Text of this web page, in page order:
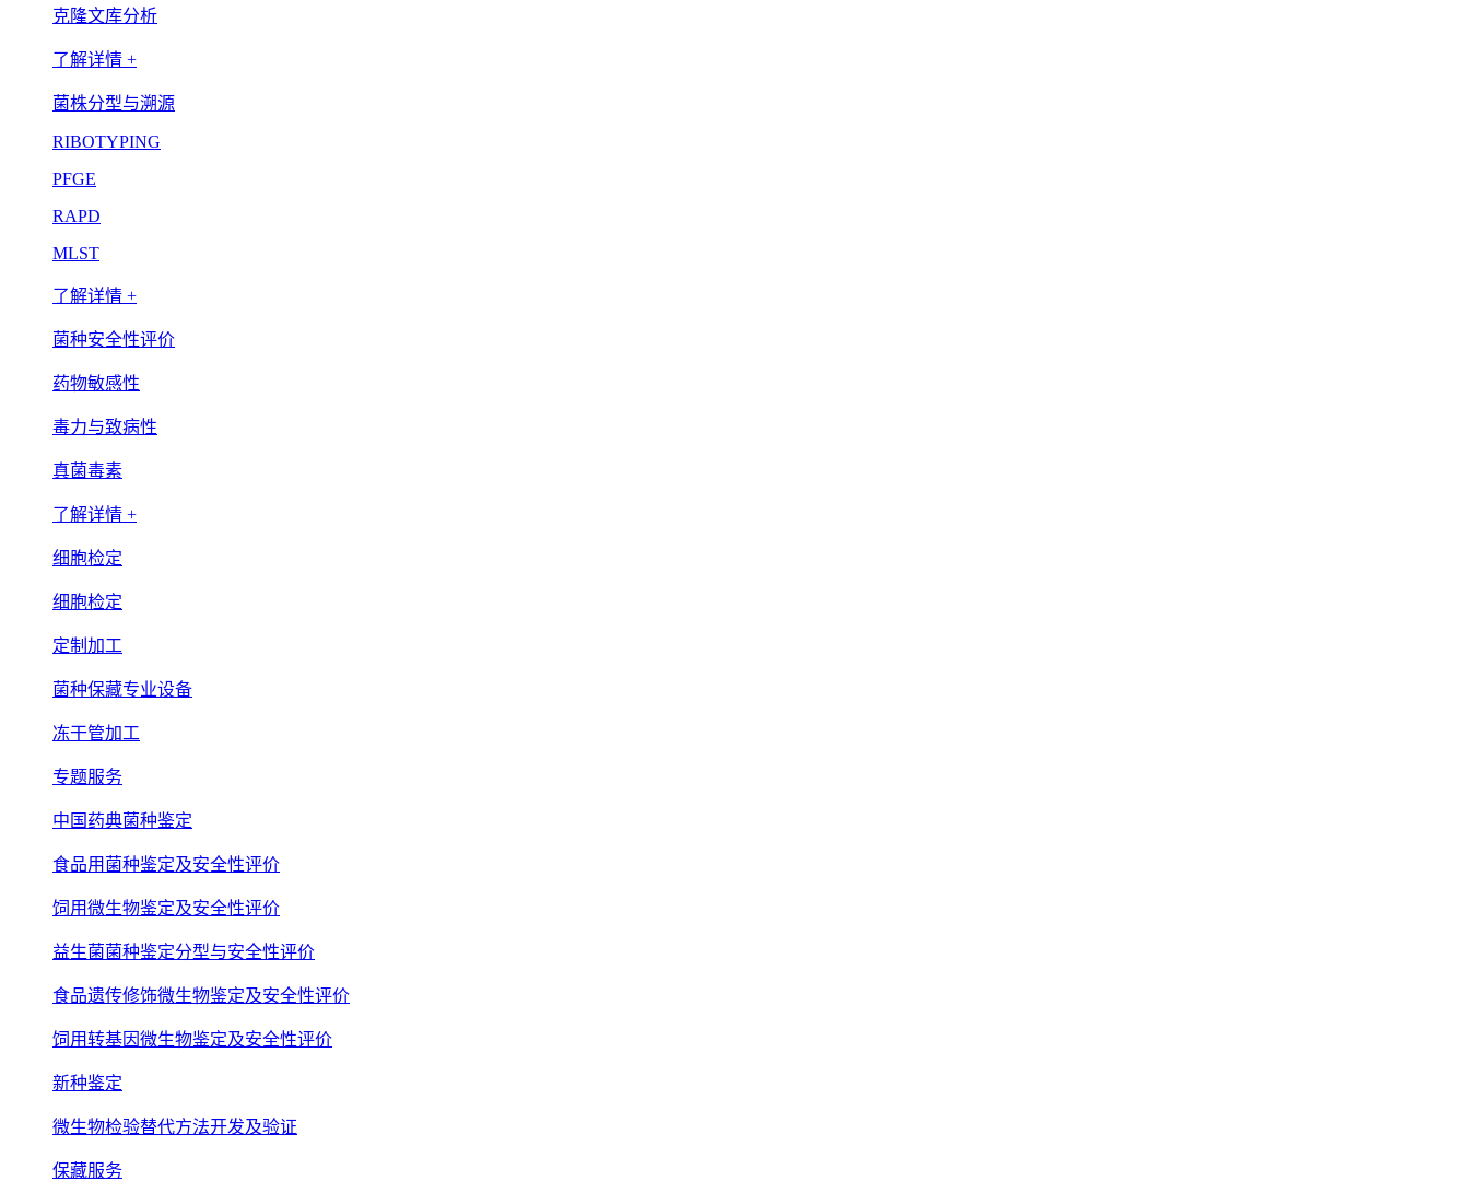
克隆文库分析
了解详情 +
菌株分型与溯源
RIBOTYPING
PFGE
RAPD
MLST
了解详情 +
菌种安全性评价
药物敏感性
毒力与致病性
真菌毒素
了解详情 +
细胞检定
细胞检定
定制加工
菌种保藏专业设备
冻干管加工
专题服务
中国药典菌种鉴定
食品用菌种鉴定及安全性评价
饲用微生物鉴定及安全性评价
益生菌菌种鉴定分型与安全性评价
食品遗传修饰微生物鉴定及安全性评价
饲用转基因微生物鉴定及安全性评价
新种鉴定
微生物检验替代方法开发及验证
保藏服务